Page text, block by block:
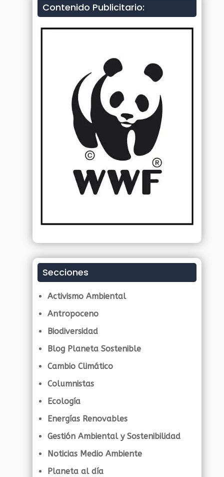
Contenido Publicitario:
Secciones
Activismo Ambiental
Antropoceno
Biodiversidad
Blog Planeta Sostenible
Cambio Climático
Columnistas
Ecología
Energías Renovables
Gestión Ambiental y Sostenibilidad
Noticias Medio Ambiente
Planeta al día